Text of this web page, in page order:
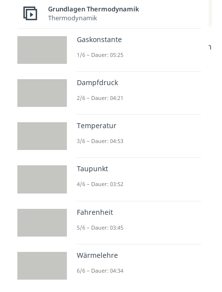
Beitrag zum Video
zum Beitrag: Otto Prozess
In diesem Video erkläre ich dir den
funktioniert und was bei den
verständlich! Perfekt für alle, die
Anschauen!
Beliebte Inhalte aus dem
Bereich
Grundlagen Thermodynamik
Thermodynamik
Gaskonstante
1/6 – Dauer: 05:25
Dampfdruck
2/6 – Dauer: 04:21
Temperatur
3/6 – Dauer: 04:53
Taupunkt
4/6 – Dauer: 03:52
Fahrenheit
5/6 – Dauer: 03:45
Wärmelehre
6/6 – Dauer: 04:34